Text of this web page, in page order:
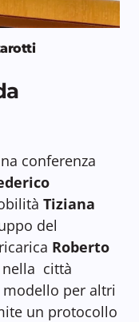
conferenza
Tiziana
del
Roberto
città
per altri
un protocollo